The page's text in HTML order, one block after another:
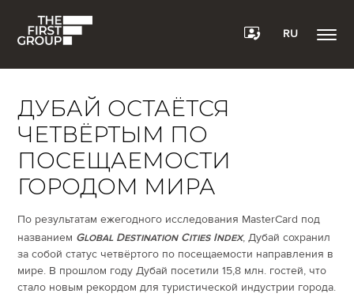
RU
ДУБАЙ ОСТАЁТСЯ
ЧЕТВЁРТЫМ ПО
ПОСЕЩАЕМОСТИ
ГОРОДОМ МИРА
По результатам ежегодного исследования MasterCard под
названием Global Destination Cities Index, Дубай сохранил
за собой статус четвёртого по посещаемости направления в
мире. В прошлом году Дубай посетили 15,8 млн. гостей, что
стало новым рекордом для туристической индустрии города.